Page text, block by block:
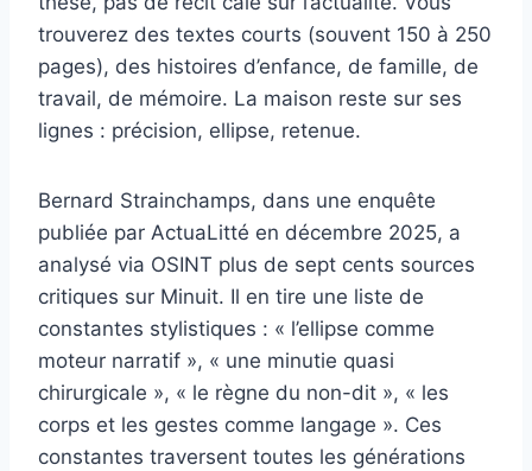
trouverez des textes courts (souvent 150 à 250
pages), des histoires d’enfance, de famille, de
travail, de mémoire. La maison reste sur ses
lignes : précision, ellipse, retenue.
Bernard Strainchamps, dans une enquête
publiée par ActuaLitté en décembre 2025, a
analysé via OSINT plus de sept cents sources
critiques sur Minuit. Il en tire une liste de
constantes stylistiques : « l’ellipse comme
moteur narratif », « une minutie quasi
chirurgicale », « le règne du non-dit », « les
corps et les gestes comme langage ». Ces
constantes traversent toutes les générations